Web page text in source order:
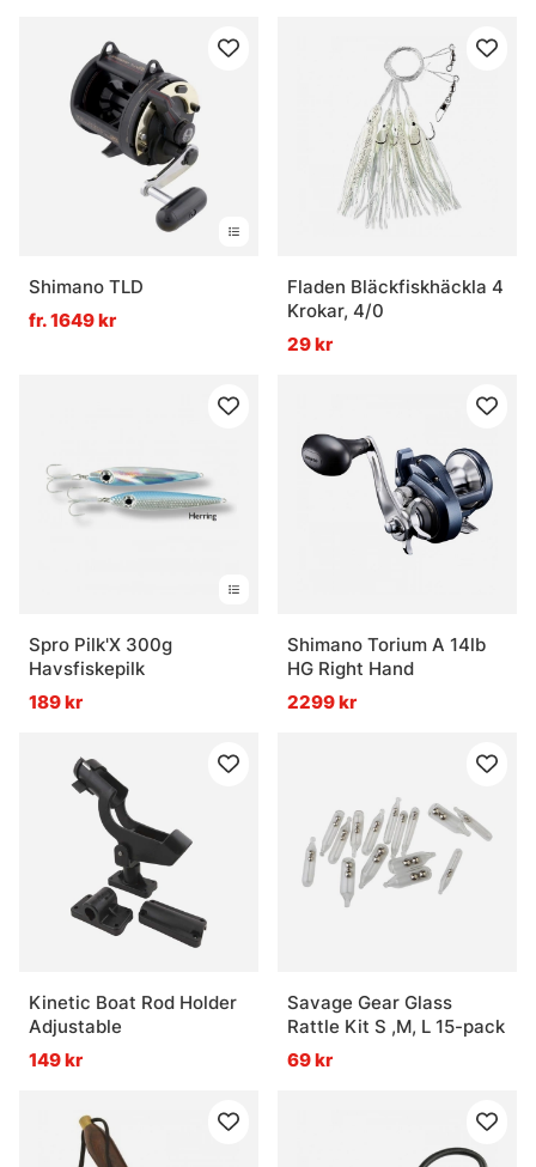
Vad är viktigt att tänka på i saltvatten?
Shimano TLD
fr. 1649 kr
Fladen Bläckfiskhäckla 4
Krokar, 4/0
29 kr
Spro Pilk'X 300g
Havsfiskepilk
189 kr
Shimano Torium A 14lb
HG Right Hand
2299 kr
Kinetic Boat Rod Holder
Adjustable
149 kr
Savage Gear Glass
Rattle Kit S ,M, L 15-pack
69 kr